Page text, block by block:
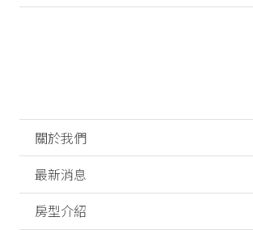
關於我們
最新消息
房型介紹